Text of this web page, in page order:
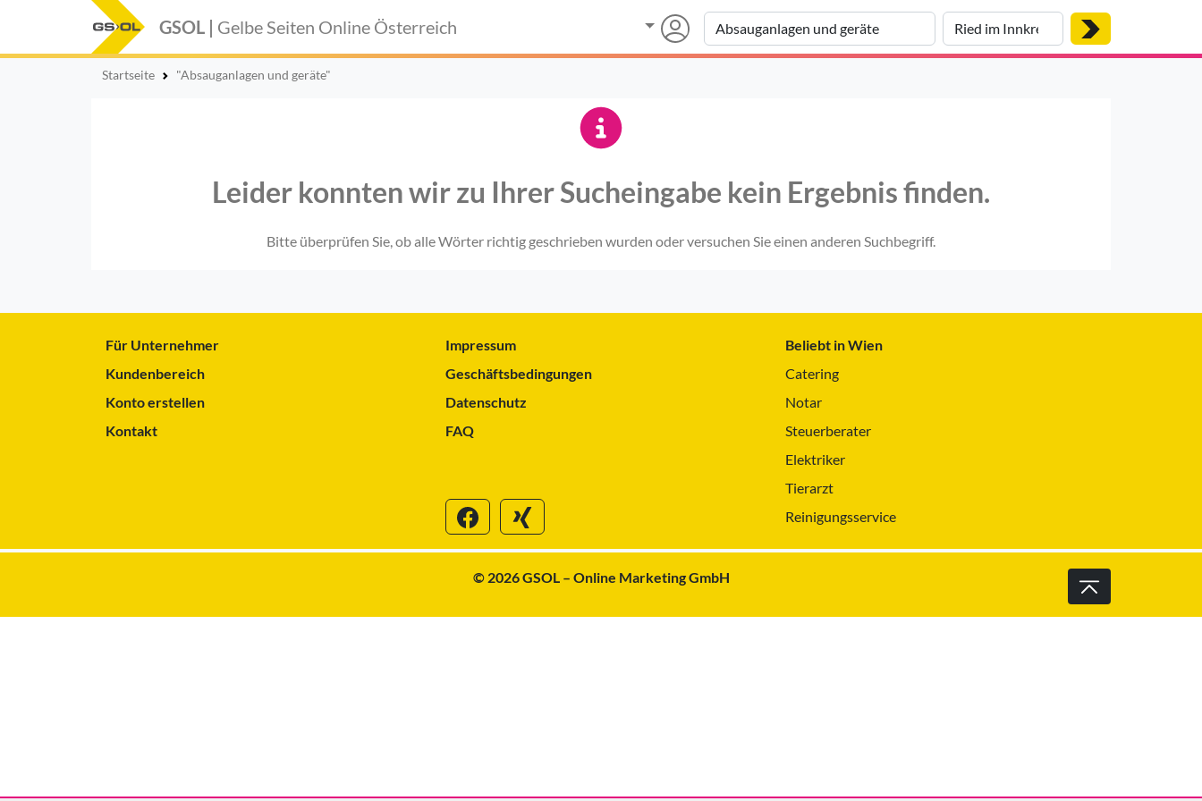
GSOL | Gelbe Seiten Online Österreich
Startseite "Absauganlagen und geräte"
Leider konnten wir zu Ihrer Sucheingabe kein Ergebnis finden.
Bitte überprüfen Sie, ob alle Wörter richtig geschrieben wurden oder versuchen Sie einen anderen Suchbegriff.
Für Unternehmer
Kundenbereich
Konto erstellen
Kontakt
Impressum
Geschäftsbedingungen
Datenschutz
FAQ
Beliebt in Wien
Catering
Notar
Steuerberater
Elektriker
Tierarzt
Reinigungsservice
© 2026 GSOL – Online Marketing GmbH